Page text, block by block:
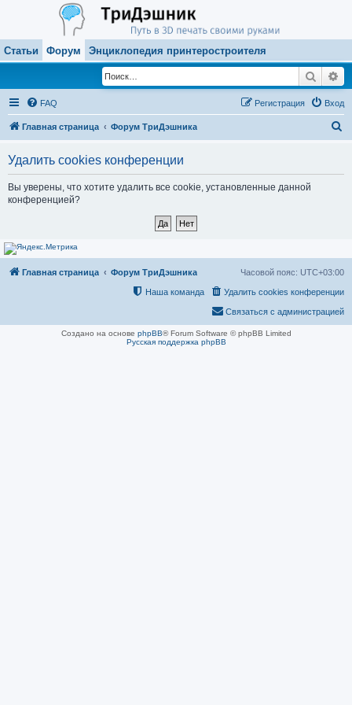
Статьи Форум Энциклопедия принтеростроителя
Поиск
FAQ Вход
Регистрация
Главная страница Форум ТриДэшника
Удалить cookies конференции
Вы уверены, что хотите удалить все cookie, установленные данной
конференцией?
Главная страница Форум ТриДэшника Часовой пояс: UTC+03:00
Удалить cookies конференции
Наша команда
Связаться с администрацией
Создано на основе phpBB® Forum Software © phpBB Limited
Русская поддержка phpBB